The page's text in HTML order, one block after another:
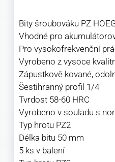
Bity šroubováku PZ
Vhodné pro
Pro vysokofrekvenční
Vyrobeno z vysoce
Zápustkově kované,
Šestihranný profil 1/4″
Tvrdost 58-60 HRC
Vyrobeno v souladu s
Typ hrotu PZ2
Délka bitu 50 mm
5 ks v balení